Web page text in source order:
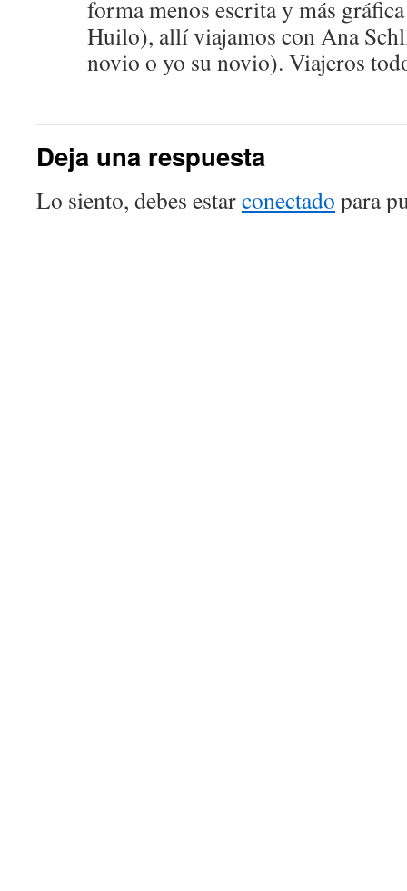
forma menos escrita y más
Huilo), allí viajamos con Ana
novio o yo su novio). Viajeros
Deja una respuesta
Lo siento, debes estarconectado para